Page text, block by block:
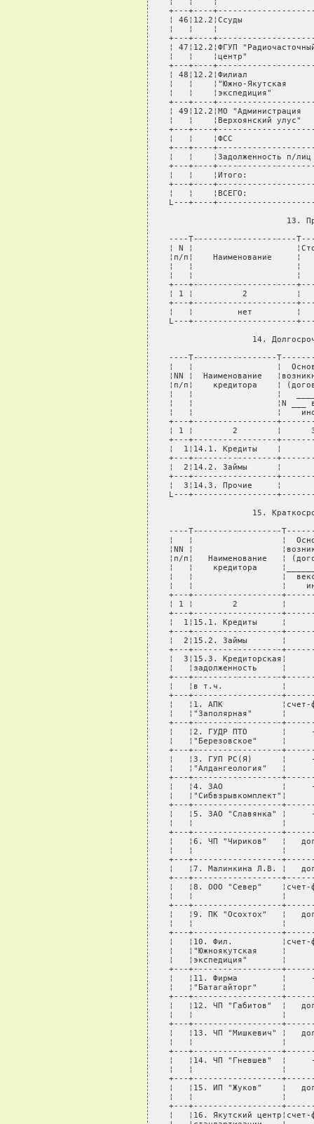
¦             -¦         -¦     Нет      ¦
   L---+-----------------+--------------+----------+---------------

                    15. Краткосрочные обязательства

   ----T------------------T-------------T----------T--------------¬
   ¦   ¦                  ¦  Основание  ¦          ¦  Стоимость   ¦
   ¦NN ¦                  ¦возникновение¦   Дата   ¦      по      ¦
   ¦п/п¦   Наименование   ¦ (договор от ¦исполнения¦промежуточному¦
   ¦   ¦    кредитора     ¦______ N ____¦          ¦   балансу    ¦
   ¦   ¦                  ¦  вексель,   ¦          ¦на 01.01.2005,¦
   ¦   ¦                  ¦    иное)    ¦          ¦ тыс. рублей  ¦
   +---+------------------+-------------+----------+--------------+
   ¦ 1 ¦        2         ¦      3      ¦    4     ¦      5       ¦
   +---+------------------+-------------+----------+--------------+
   ¦  1¦15.1. Кредиты     ¦            -¦         -¦     Нет      ¦
   +---+------------------+-------------+----------+--------------+
   ¦  2¦15.2. Займы       ¦            -¦         -¦     Нет      ¦
   +---+------------------+-------------+----------+--------------+
   ¦  3¦15.3. Кредиторская¦             ¦          ¦      11 877,0¦
   ¦   ¦задолженность     ¦             ¦          ¦              ¦
   +---+------------------+-------------+----------+--------------+
   ¦   ¦в т.ч.            ¦             ¦          ¦              ¦
   +---+------------------+-------------+----------+--------------+
   ¦   ¦1. АПК            ¦счет-фактура ¦ V - 2004 ¦         115,7¦
   ¦   ¦"Заполярная"      ¦             ¦    г.    ¦              ¦
   +---+------------------+-------------+----------+--------------+
   ¦   ¦2. ГУДР ПТО       ¦     -"-     ¦IV - 2003 ¦          66,2¦
   ¦   ¦"Березовское"     ¦             ¦    г.    ¦              ¦
   +---+------------------+-------------+----------+--------------+
   ¦   ¦3. ГУП РС(Я)      ¦     -"-     ¦ХII - 2004¦           3,0¦
   ¦   ¦"Алдангеология"   ¦             ¦    г.    ¦              ¦
   +---+------------------+-------------+----------+--------------+
   ¦   ¦4. ЗАО            ¦     -"-     ¦IV - 2003 ¦           7,3¦
   ¦   ¦"Сибвзрывкомплект"¦             ¦    г.    ¦              ¦
   +---+------------------+-------------+----------+--------------+
   ¦   ¦5. ЗАО "Славянка" ¦     -"-     ¦IV - 2003 ¦           2,6¦
   ¦   ¦                  ¦             ¦    г.    ¦